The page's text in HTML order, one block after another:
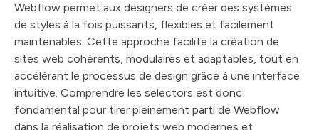
Webflow permet aux designers de créer des systèmes
de styles à la fois puissants, flexibles et facilement
maintenables. Cette approche facilite la création de
sites web cohérents, modulaires et adaptables, tout en
accélérant le processus de design grâce à une interface
intuitive. Comprendre les selectors est donc
fondamental pour tirer pleinement parti de Webflow
dans la réalisation de projets web modernes et